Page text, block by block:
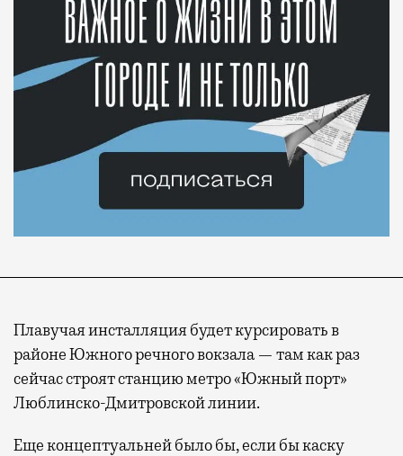
Плавучая инсталляция будет курсировать в
районе Южного речного вокзала — там как раз
сейчас строят станцию метро «Южный порт»
Люблинско-Дмитровской линии.
Еще концептуальней было бы, если бы каску